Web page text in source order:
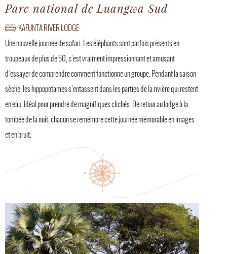
Parc national de Luangwa Sud
KAFUNTA RIVER LODGE
Une nouvelle journée de safari. Les éléphants sont parfois présents en
troupeaux de plus de 50, c'est vraiment impressionnant et amusant
d'essayer de comprendre comment fonctionne un groupe. Pendant la saison
sèche, les hippopotames s’entassent dans les parties de la rivière qui restent
en eau. Idéal pour prendre de magnifiques clichés. De retour au lodge à la
tombée de la nuit, chacun se remémore cette journée mémorable en images
et en bruit.